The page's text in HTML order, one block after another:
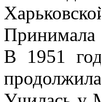
Принимала
В 1951